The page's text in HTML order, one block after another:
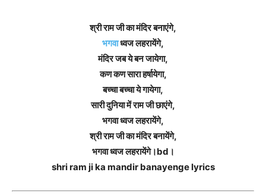
श्री राम जी का मंदिर बनाएंगे,
भगवाध्वज लहरायेंगे,
मंदिर जब ये बन जायेगा,
कण कण सारा हर्षायेगा,
बच्चा बच्चा ये गायेगा,
सारी दुनिया में राम जी छाएंगे,
भगवा ध्वज लहरायेंगे,
श्री राम जी का मंदिर बनायेंगे,
भगवा ध्वज लहरायेंगे।bd।
shri ram ji ka mandir banayenge lyrics